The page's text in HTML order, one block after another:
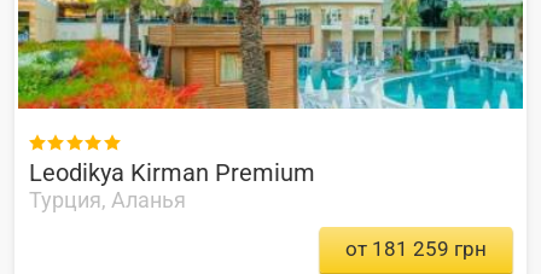

Leodikya Kirman Premium
Турция, Аланья
от 181 259 грн